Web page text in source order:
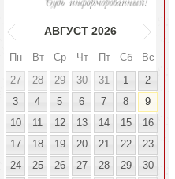
АВГУСТ 2026
Пн Вт Ср Чт Пт Сб
Вс
27
28 29 30 31 1
2
3
4 5 6 7 8
9
10
11 12 13 14 15
16
17
18 19 20 21 22
23
24
25 26 27 28 29
30